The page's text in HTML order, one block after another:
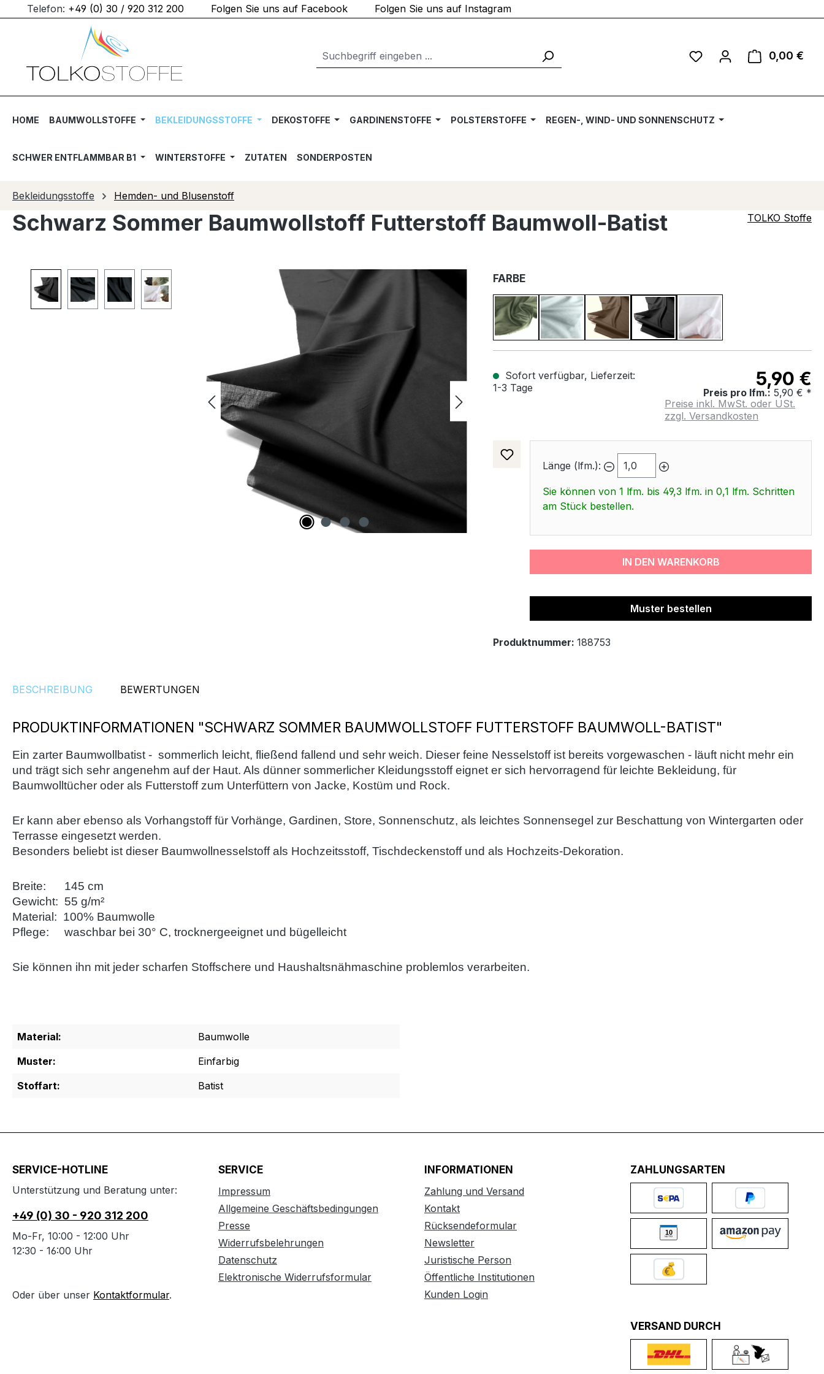
Hauptinhalt springen
Zur Suche springen
Zur Hauptnavigation springen
Telefon: +49 (0) 30 / 920 312 200 Folgen Sie uns auf Facebook Folgen Sie uns auf Instagram
Du hast 0 Produkte auf
0,00 €
HOME BAUMWOLLSTOFFE BEKLEIDUNGSSTOFFE DEKOSTOFFE GARDINENSTOFFE POLSTERSTOFFE REGEN-, WIND- UND SONNENSCHUTZ
SCHWER ENTFLAMMBAR B1 WINTERSTOFFE ZUTATEN SONDERPOSTEN
Bekleidungsstoffe Hemden- und Blusenstoff
Schwarz Sommer Baumwollstoff Futterstoff Baumwoll-Batist TOLKO Stoffe
Bildergalerie überspringen FARBEAUSWÄHLEN
Grau Oliv Zinn GrauBraun Schwarz Weiß
Sofort verfügbar, Lieferzeit:
1-3 Tage
5,90 €
Preis pro lfm.: 5,90 € *
Preise inkl. MwSt. oder USt.
zzgl. Versandkosten
Länge (lfm.):
Sie können von 1 lfm. bis 49,3 lfm. in 0,1 lfm. Schritten
am Stück bestellen.
IN DEN WARENKORB
Muster bestellen
Produktnummer: 188753
BESCHREIBUNG BEWERTUNGEN
PRODUKTINFORMATIONEN "SCHWARZ SOMMER BAUMWOLLSTOFF FUTTERSTOFF BAUMWOLL-BATIST"
Ein zarter Baumwollbatist - sommerlich leicht, fließend fallend und sehr weich. Dieser feine Nesselstoff ist bereits vorgewaschen - läuft nicht mehr ein
und trägt sich sehr angenehm auf der Haut. Als dünner sommerlicher Kleidungsstoff eignet er sich hervorragend für leichte Bekleidung, für
Baumwolltücher oder als Futterstoff zum Unterfüttern von Jacke, Kostüm und Rock.
Er kann aber ebenso als Vorhangstoff für Vorhänge, Gardinen, Store, Sonnenschutz, als leichtes Sonnensegel zur Beschattung von Wintergarten oder
Terrasse eingesetzt werden.
Besonders beliebt ist dieser Baumwollnesselstoff als Hochzeitsstoff, Tischdeckenstoff und als Hochzeits-Dekoration.
Breite: 145 cm
Gewicht: 55 g/m²
Material: 100% Baumwolle
Pflege: waschbar bei 30° C, trocknergeeignet und bügelleicht
Sie können ihn mit jeder scharfen Stoffschere und Haushaltsnähmaschine problemlos verarbeiten.
Material:
Baumwolle
Muster:
Einfarbig
Stoffart:
Batist
SERVICE-HOTLINE
Unterstützung und Beratung unter:
+49 (0) 30 - 920 312 200
Mo-Fr, 10:00 - 12:00 Uhr
12:30 - 16:00 Uhr
Oder über unser Kontaktformular.
SERVICE
Impressum
Allgemeine Geschäftsbedingungen
Presse
Widerrufsbelehrungen
Datenschutz
Elektronische Widerrufsformular
INFORMATIONEN
Zahlung und Versand
Kontakt
Rücksendeformular
Newsletter
Juristische Person
Öffentliche Institutionen
Kunden Login
ZAHLUNGSARTEN
VERSAND DURCH